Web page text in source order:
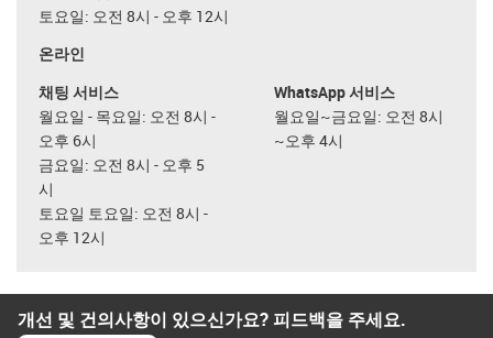
토요일: 오전 8시 - 오후 12시
온라인
채팅 서비스
월요일 - 목요일: 오전 8시 -
오후 6시
금요일: 오전 8시 - 오후 5
시
토요일 토요일: 오전 8시 -
오후 12시
WhatsApp 서비스
월요일~금요일: 오전 8시
~오후 4시
개선 및 건의사항이 있으신가요? 피드백을 주세요.